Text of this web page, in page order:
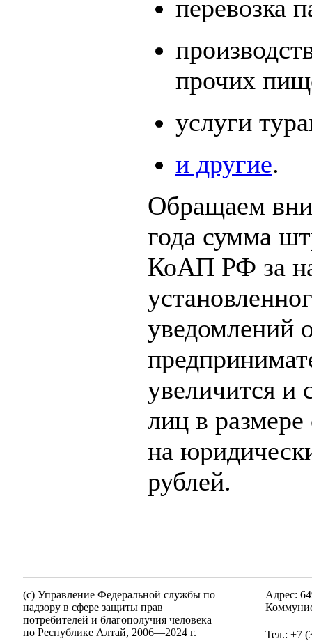
перевозка
прочих
услуги
и другие.
Обращаем
года сумма
КоАП РФ за
уведомлений
увеличится и
лиц в
на
рублей.
(c) Управление Федеральной службы по
надзору в сфере защиты прав
потребителей и благополучия человека
по Республике Алтай, 2006—2024 г.
Адрес:
Тел.: +7